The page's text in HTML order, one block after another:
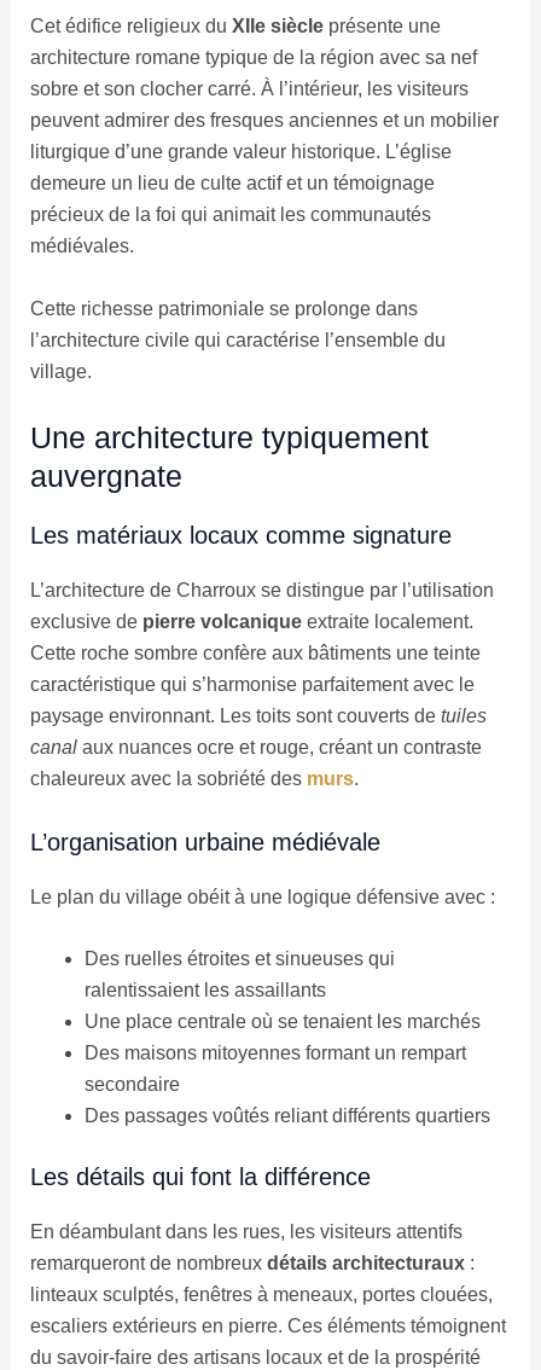
Cet édifice religieux du XIIe siècleprésente une
architecture romane typique de la région avec sa nef
sobre et son clocher carré. À l’intérieur, les visiteurs
peuvent admirer des fresques anciennes et un mobilier
liturgique d’une grande valeur historique. L’église
demeure un lieu de culte actif et un témoignage
précieux de la foi qui animait les communautés
médiévales.
Cette richesse patrimoniale se prolonge dans
l’architecture civile qui caractérise l’ensemble du
village.
Une architecture typiquement
auvergnate
Les matériaux locaux comme signature
L’architecture de Charroux se distingue par l’utilisation
exclusive de pierre volcaniqueextraite localement.
Cette roche sombre confère aux bâtiments une teinte
caractéristique qui s’harmonise parfaitement avec le
paysage environnant. Les toits sont couverts de tuiles
canalaux nuances ocre et rouge, créant un contraste
chaleureux avec la sobriété des murs.
L’organisation urbaine médiévale
Le plan du village obéit à une logique défensive avec :
Des ruelles étroites et sinueuses qui
ralentissaient les assaillants
Une place centrale où se tenaient les marchés
Des maisons mitoyennes formant un rempart
secondaire
Des passages voûtés reliant différents quartiers
Les détails qui font la différence
En déambulant dans les rues, les visiteurs attentifs
remarqueront de nombreux détails architecturaux:
linteaux sculptés, fenêtres à meneaux, portes clouées,
escaliers extérieurs en pierre. Ces éléments témoignent
du savoir-faire des artisans locaux et de la prospérité